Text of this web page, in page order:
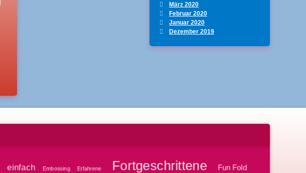
März 2020
Februar 2020
Januar 2020
Dezember 2019
einfach Embossing Erfahrene Fortgeschrittene Fun Fold